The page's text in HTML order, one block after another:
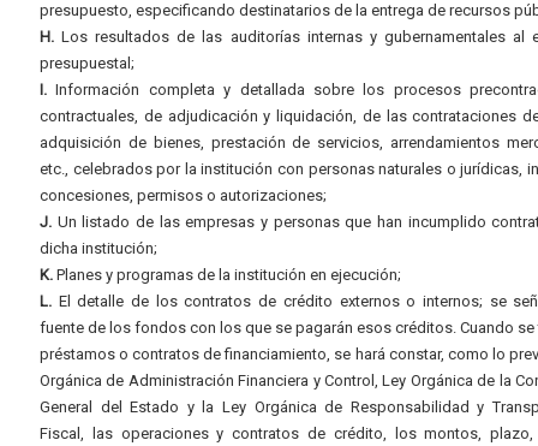
presupuesto, especificando destinatarios de la entrega de recursos
H. Los resultados de las auditorías internas y gubernamentales al
presupuestal;
I. Información completa y detallada sobre los procesos
contractuales, de adjudicación y liquidación, de las contrataciones
adquisición de bienes, prestación de servicios, arrendamientos
etc., celebrados por la institución con personas naturales o jurídicas,
concesiones, permisos o autorizaciones;
J. Un listado de las empresas y personas que han incumplido
dicha institución;
K. Planes y programas de la institución en ejecución;
L. El detalle de los contratos de crédito externos o internos; se
fuente de los fondos con los que se pagarán esos créditos. Cuando se
préstamos o contratos de financiamiento, se hará constar, como lo
Orgánica de Administración Financiera y Control, Ley Orgánica de la
General del Estado y la Ley Orgánica de Responsabilidad y
Fiscal, las operaciones y contratos de crédito, los montos,